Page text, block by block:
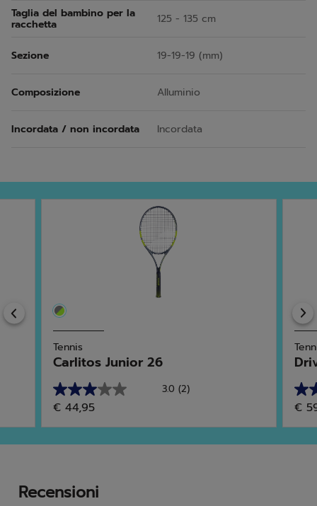
Taglia del bambino per la
racchetta 125 - 135 cm
Sezione 19-19-19 (mm)
Composizione Alluminio
Incordata / non incordata Incordata
Previous
Tennis
Carlitos Junior 26
3.0 (2)
3.0
su
5
stelle.
recensioni
€ 44,95
5.0
su
5
€